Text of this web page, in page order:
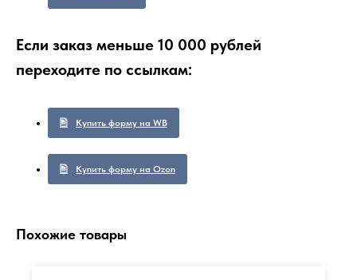
Если заказ меньше 10 000 рублей
переходите по ссылкам:
Купить форму на WB
Купить форму на Ozon
Похожие товары